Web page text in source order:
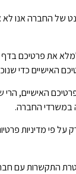
של החברה אנו לא
את פרטיכם בדף
האישיים כדי
האישיים,
במשרדי החברה.
פי מדיניות
התקשרות עם